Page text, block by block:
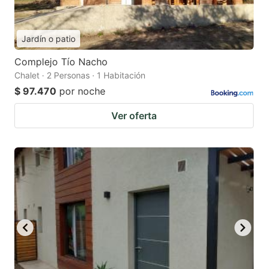
Jardín o patio
Complejo Tío Nacho
Chalet · 2 Personas · 1 Habitación
$ 97.470 por noche
Ver oferta